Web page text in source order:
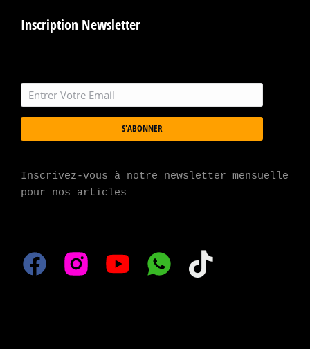
Inscription Newsletter
S'ABONNER
Inscrivez-vous à notre newsletter mensuelle
pour nos articles